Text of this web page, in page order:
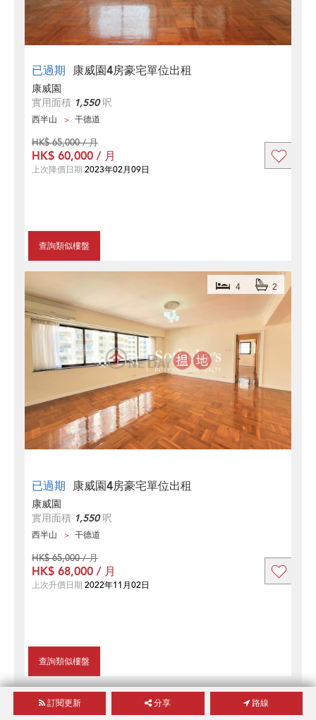
已過期 康威園4房豪宅單位出租
康威園
實用面積 1,550呎
西半山 干德道
查詢類似樓盤
HK$ 65,000 / 月
HK$ 60,000 / 月
上次降價日期 2023年02月09日
已過期 康威園4房豪宅單位出租
4 2
康威園
實用面積 1,550呎
西半山 干德道
查詢類似樓盤
HK$ 65,000 / 月
HK$ 68,000 / 月
上次升價日期 2022年11月02日
訂閱更新 分享 路線